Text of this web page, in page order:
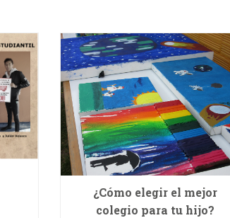
¿Cómo elegir el mejor
colegio para tu hijo?